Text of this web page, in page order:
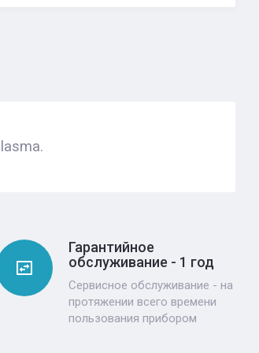
Гарантийное
обслуживание - 1 год
Сервисное обслуживание - на
протяжении всего времени
пользования прибором